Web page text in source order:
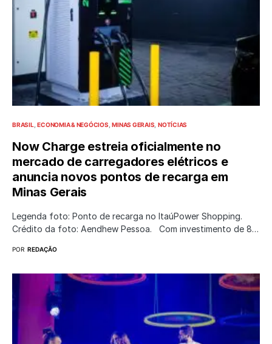
BRASIL ECONOMIA & NEGÓCIOS MINAS GERAIS NOTÍCIAS
Now Charge estreia oficialmente no
mercado de carregadores elétricos e
anuncia novos pontos de recarga em
Minas Gerais
Legenda foto: Ponto de recarga no ItaúPower Shopping.
Crédito da foto: Aendhew Pessoa. Com investimento de 8…
POR REDAÇÃO